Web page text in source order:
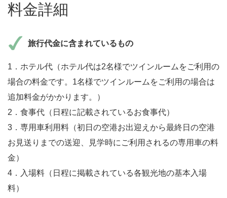
料金詳細
旅行代金に含まれているもの
1．ホテル代（ホテル代は2名様でツインルームをご利用の
場合の料金です。1名様でツインルームをご利用の場合は
追加料金がかかります。）
2．食事代（日程に記載されているお食事代）
3．専用車利用料（初日の空港お出迎えから最終日の空港
お見送りまでの送迎、見学時にご利用されるの専用車の料
金）
4．入場料（日程に掲載されている各観光地の基本入場
料）